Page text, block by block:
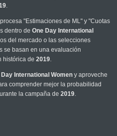
.
procesa "Estimaciones de ML" y "Cuotas
dentro de One Day International
del mercado o las selecciones
se basan en una evaluación
histórica de 2019.
Day International Womeny aproveche
comprender mejor la probabilidad
la campaña de 2019.